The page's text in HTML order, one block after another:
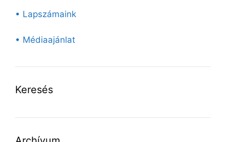
• Lapszámaink
• Médiaajánlat
Keresés